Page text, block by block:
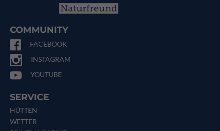
COMMUNITY
FACEBOOK
INSTAGRAM
YOUTUBE
SERVICE
HÜTTEN
WETTER